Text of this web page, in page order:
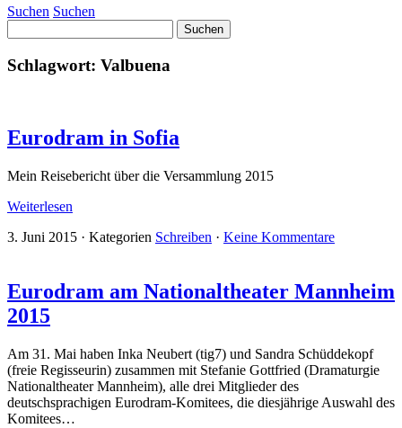
Suchen Suchen
nach:
Schlagwort: Valbuena
Eurodram in Sofia
Mein Reisebericht über die Versammlung 2015
Weiterlesen
3. Juni 2015 · Kategorien Schreiben · Keine Kommentare
Eurodram am Nationaltheater Mannheim
2015
Am 31. Mai haben Inka Neubert (tig7) und Sandra Schüddekopf
(freie Regisseurin) zusammen mit Stefanie Gottfried (Dramaturgie
Nationaltheater Mannheim), alle drei Mitglieder des
deutschsprachigen Eurodram-Komitees, die diesjährige Auswahl des
Komitees…